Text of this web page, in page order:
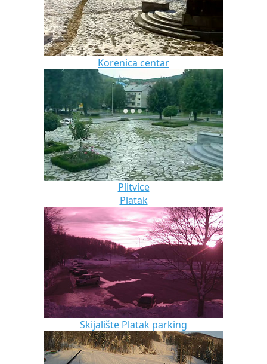
Korenica centar
Plitvice
Platak
Skijalište Platak parking